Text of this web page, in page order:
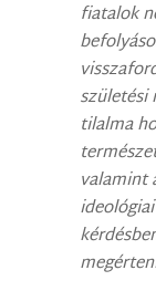
fiatalok
születési
tilalma
valamint